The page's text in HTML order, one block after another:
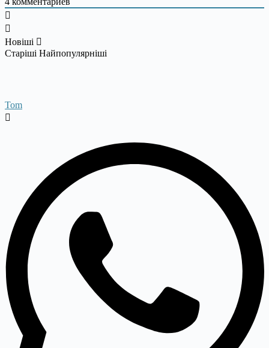
Новіші
Старіші Найпопулярніші
Tom